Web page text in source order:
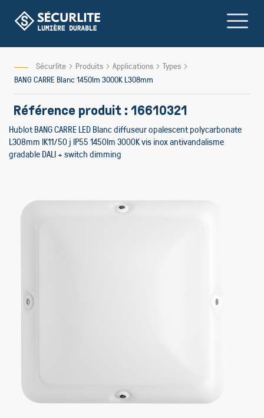
contenu
Sécurlite Produits Applications
Types
BANG CARRE Blanc 1450lm 3000K L308mm
Référence produit : 16610321
Hublot BANG CARRE LED Blanc diffuseur opalescent polycarbonate
L308mm IK11/50 j IP55 1450lm 3000K vis inox antivandalisme
gradable DALI + switch dimming